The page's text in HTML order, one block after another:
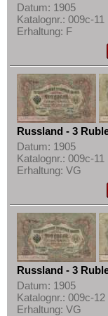
Datum: 1905
Katalognr.: 009c-11
Erhaltung: F
Russland - 3
Datum: 1905
Katalognr.: 009c-11
Erhaltung: VG
Russland - 3
Datum: 1905
Katalognr.: 009c-12
Erhaltung: VG